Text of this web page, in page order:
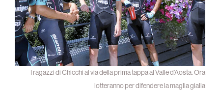
I ragazzi di Chicchi al via della prima tappa al Valle d’Aosta. Ora
lotteranno per difendere la maglia gialla